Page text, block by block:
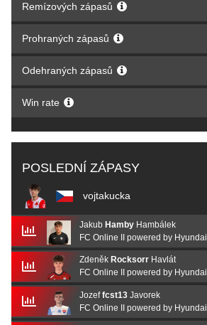
Remízových zápasů
Prohraných zápasů
Odehraných zápasů
Win rate
POSLEDNÍ ZÁPASY
vojtakucka
Jakub HambyHambálek
FC Online II powered by Hyundai
Zdeněk RocksorrHavlát
FC Online II powered by Hyundai
Jozeffcst13Javorek
FC Online II powered by Hyundai